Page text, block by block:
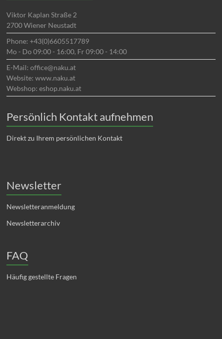
Viktor Kaplan Straße 2
2700 Wiener Neustadt
Phone: +43(0)6605517789
Mo - Do 09:00 - 16:00, Fr 09:00 - 14:00
E-Mail: office@naku.at
Website: www.naku.at
Webshop: eshop.naku.at
Persönlich Kontakt aufnehmen
Direkt zu Ihrem persönlichen Kontakt
Newsletter
Newsletteranmeldung
Newsletterarchiv
FAQ
Häufig gestellte Fragen